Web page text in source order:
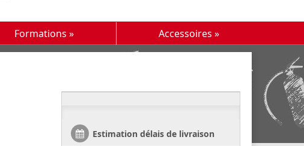
Formations » Accessoires »
Estimation délais de livraison